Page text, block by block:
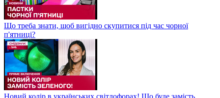
Що треба знати, щоб вигідно скупитися під час чорної
п'ятниці?
Новий колір в українських світлофорах! Що буде замість